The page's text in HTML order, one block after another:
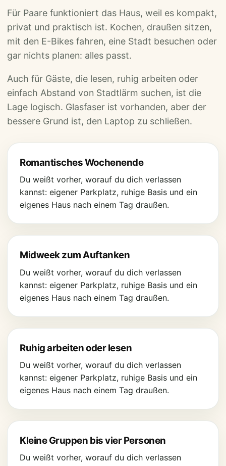
Für Paare funktioniert das Haus, weil es kompakt,
privat und praktisch ist. Kochen, draußen sitzen,
mit den E-Bikes fahren, eine Stadt besuchen oder
gar nichts planen: alles passt.
Auch für Gäste, die lesen, ruhig arbeiten oder
einfach Abstand von Stadtlärm suchen, ist die
Lage logisch. Glasfaser ist vorhanden, aber der
bessere Grund ist, den Laptop zu schließen.
Romantisches Wochenende
Du weißt vorher, worauf du dich verlassen
kannst: eigener Parkplatz, ruhige Basis und ein
eigenes Haus nach einem Tag draußen.
Midweek zum Auftanken
Du weißt vorher, worauf du dich verlassen
kannst: eigener Parkplatz, ruhige Basis und ein
eigenes Haus nach einem Tag draußen.
Ruhig arbeiten oder lesen
Du weißt vorher, worauf du dich verlassen
kannst: eigener Parkplatz, ruhige Basis und ein
eigenes Haus nach einem Tag draußen.
Kleine Gruppen bis vier Personen
Du weißt vorher, worauf du dich verlassen